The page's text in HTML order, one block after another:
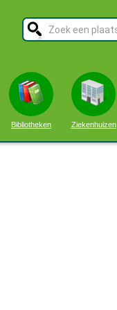
Bibliotheken Ziekenhuizen